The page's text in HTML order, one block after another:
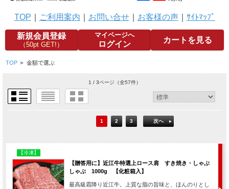
TOP ご利用案内 お問い合せ｜ お客様の声｜ ｻｲﾄﾏｯﾌﾟ
新規会員登録
（50pt GET!）
マイページへ
ログイン カートを見る
TOP > 金額で選ぶ
1 / 3ページ（全57件）
1 2 3 次へ
【冷凍】
【贈答用に】近江牛特選上ロース肩 すき焼き・しゃぶ
しゃぶ 1000g 【化粧箱入】
最高級霜降り近江牛。上質な脂の旨味と、ほんのりとし